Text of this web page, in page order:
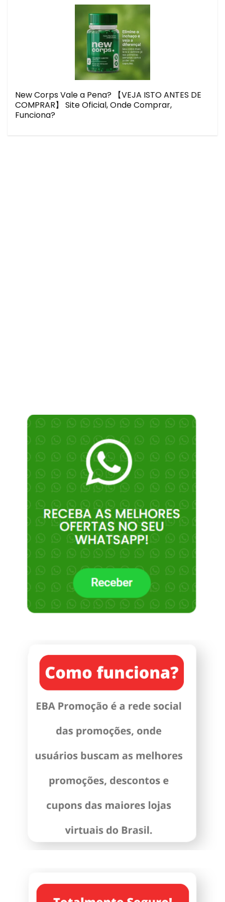
New Corps Vale a Pena? 【VEJA ISTO ANTES DE
COMPRAR】 Site Oficial, Onde Comprar,
Funciona?